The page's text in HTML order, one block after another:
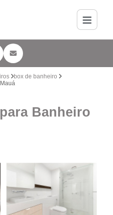
box de banheiro
Banheiro